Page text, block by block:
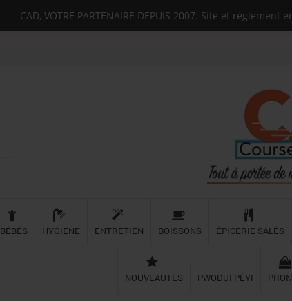
BÉBÉS HYGIENE ENTRETIEN BOISSONS ÉPICERIE SALÉS
NOUVEAUTÉS PWODUI PÉYI
CAD, VOTRE PARTENAIRE DEPUIS 2007. Site et